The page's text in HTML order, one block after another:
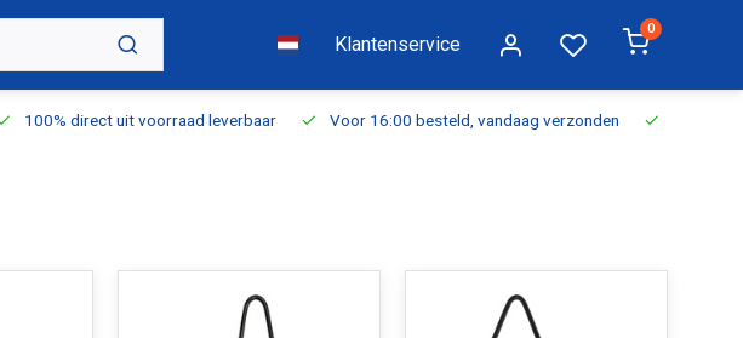
Klantenservice
0
100% direct uit voorraad leverbaar Voor 16:00 besteld, vandaag verzonden Gratis